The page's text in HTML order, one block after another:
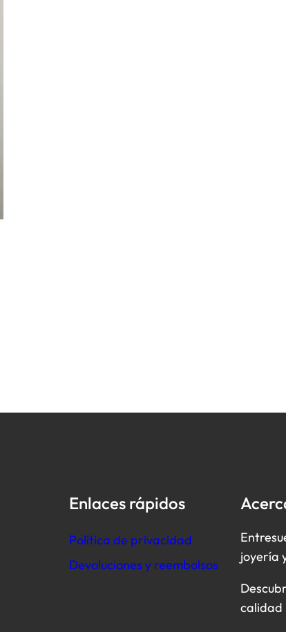
Enlaces rápidos
Política de privacidad
Devoluciones y reembolsos
joyería
calidad